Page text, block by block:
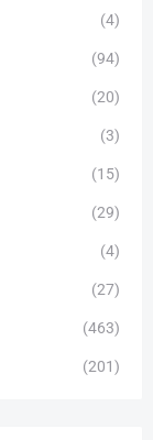
(4)
(94)
(20)
(3)
(15)
(29)
(4)
(27)
(463)
(201)